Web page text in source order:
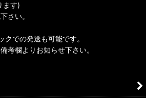
ます)
さい。
での発送も可能です。
考欄よりお知らせ下さい。